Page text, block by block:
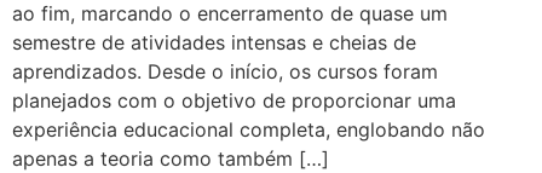
ao fim, marcando o encerramento de quase um
semestre de atividades intensas e cheias de
aprendizados. Desde o início, os cursos foram
planejados com o objetivo de proporcionar uma
experiência educacional completa, englobando não
apenas a teoria como também […]